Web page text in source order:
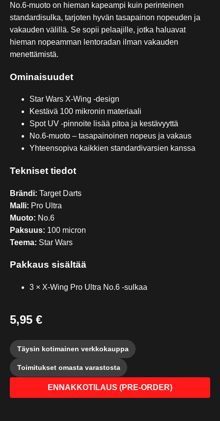
No.6-muoto on hieman kapeampi kuin perinteinen
standardisulka, tarjoten hyvän tasapainon nopeuden ja
vakauden välillä. Se sopii pelaajille, jotka haluavat
hieman nopeamman lentoradan ilman vakauden
menettämistä.
Ominaisuudet
Star Wars X-Wing -design
Kestävä 100 mikronin materiaali
Spot UV -pinnoite lisää pitoa ja kestävyyttä
No.6-muoto – tasapainoinen nopeus ja vakaus
Yhteensopiva kaikkien standardivarsien kanssa
Tekniset tiedot
Brändi: Target Darts
Malli: Pro Ultra
Muoto: No.6
Paksuus: 100 micron
Teema: Star Wars
Pakkaus sisältää
3 × X-Wing Pro Ultra No.6 -sulkaa
5,95 €
Täysin kotimainen verkkokauppa
Toimitukset omasta varastosta
ENNAKKOTILAUS (PRE-ORDER)